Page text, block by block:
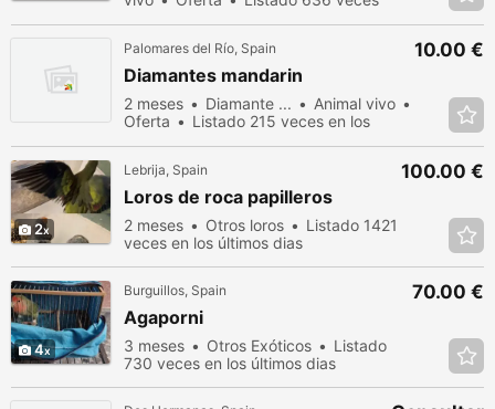
Palomares del Río, Spain
Diamantes mandarin
2 meses Diamante ...
Animal vivo
Oferta
Listado 215 veces en los
10.00 €
2
Lebrija, Spain
Loros de roca papilleros
2 meses Otros loros
Listado 1421
veces en los últimos dias
100.00 €
4
Burguillos, Spain
Agaporni
3 meses Otros Exóticos
Listado
730 veces en los últimos dias
70.00 €